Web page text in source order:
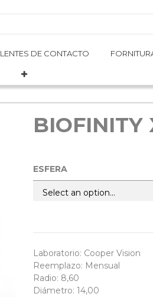
LENTES DE CONTACTO
LENTES DE CONTACTO
BIOFINITY
ESFERA
Laboratorio: Cooper Vision
Reemplazo: Mensual
Radio: 8,60
Diámetro: 14,00